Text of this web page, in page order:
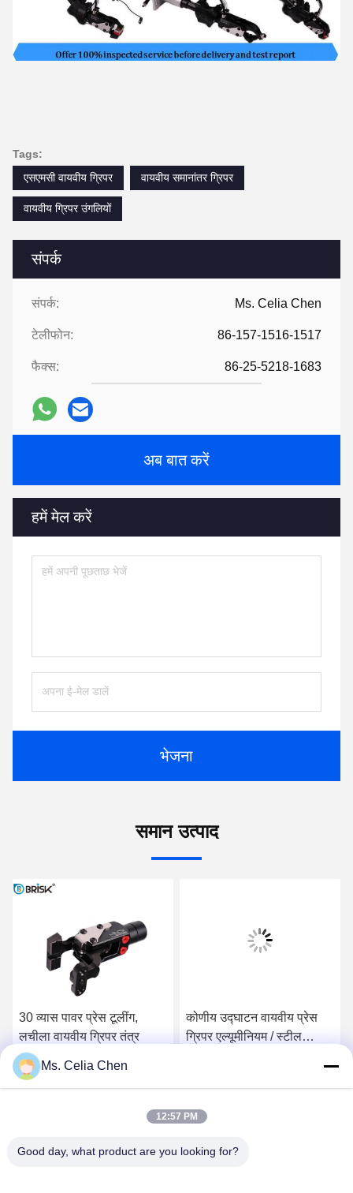
संपर्क
संपर्क: Ms. Celia Chen
टेलीफोन: 86-157-1516-1517
फैक्स: 86-25-5218-1683
अब बात करें
हमें मेल करें
भेजना
Tags:
एसएमसी वायवीय ग्रिपर
वायवीय समानांतर ग्रिपर
वायवीय ग्रिपर उंगलियों
समान उत्पाद
30 व्यास पावर प्रेस टूलींग,
लचीला वायवीय ग्रिपर तंत्र
सबसे अच्छी कीमत पाएं
कोणीय उद्घाटन वायवीय प्रेस
ग्रिपर एल्यूमीनियम / स्टील
सबसे अच्छी कीमत पाएं
Ms. Celia Chen
12:57 PM
Good day, what product are you looking for?